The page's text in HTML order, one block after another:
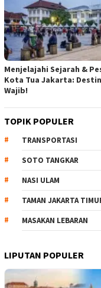
Menjelajahi Sejarah &
Kota Tua Jakarta:
Wajib!
TOPIK POPULER
TRANSPORTASI
SOTO TANGKAR
NASI ULAM
TAMAN JAKARTA
MASAKAN LEBARAN
LIPUTAN POPULER